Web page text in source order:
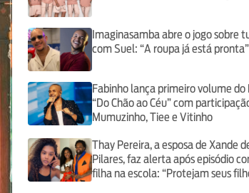
Imaginasamba abre o jogo sobre
com Suel: “A roupa já está pronta”
Fabinho lança primeiro volume do
“Do Chão ao Céu” com
Mumuzinho, Tiee e Vitinho
Thay Pereira, a esposa de Xande
Pilares, faz alerta após episódio
filha na escola: “Protejam seus